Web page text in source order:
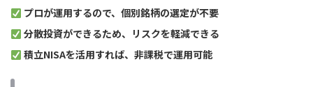
プロが運用するので、個別銘柄の選定が不要
分散投資ができるため、リスクを軽減できる
積立NISAを活用すれば、非課税で運用可能